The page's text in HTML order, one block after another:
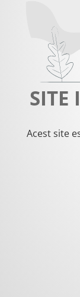
SITE
Acest site